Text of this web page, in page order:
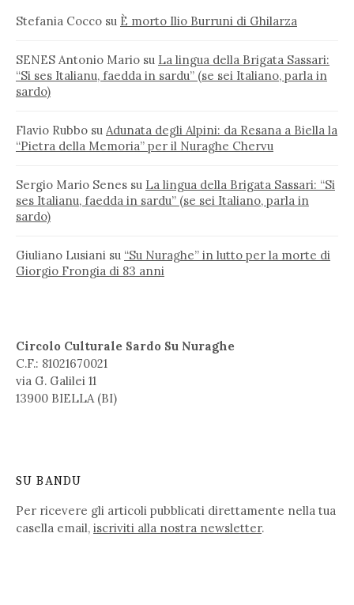
Stefania Cocco su È morto Ilio Burruni di Ghilarza
SENES Antonio Mario su La lingua della Brigata Sassari:
“Si ses Italianu, faedda in sardu” (se sei Italiano, parla in
sardo)
Flavio Rubbo su Adunata degli Alpini: da Resana a Biella la
“Pietra della Memoria” per il Nuraghe Chervu
Sergio Mario Senes su La lingua della Brigata Sassari: “Si
ses Italianu, faedda in sardu” (se sei Italiano, parla in
sardo)
Giuliano Lusiani su “Su Nuraghe” in lutto per la morte di
Giorgio Frongia di 83 anni
Circolo Culturale Sardo Su Nuraghe
C.F.: 81021670021
via G. Galilei 11
13900 BIELLA (BI)
SU BANDU
Per ricevere gli articoli pubblicati direttamente nella tua
casella email, iscriviti alla nostra newsletter.